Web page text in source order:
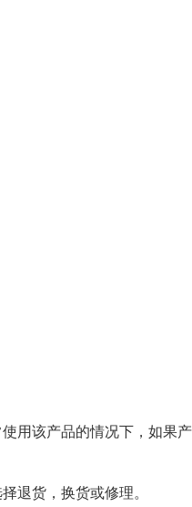
用该产品的情况下，如果产
退货，换货或修理。